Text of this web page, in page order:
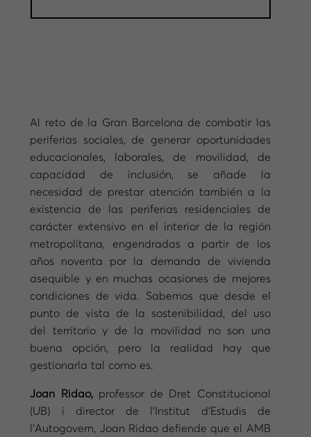
Al reto de la Gran Barcelona de combatir las
periferias sociales, de generar oportunidades
educacionales, laborales, de movilidad, de
capacidad de inclusión, se añade la
necesidad de prestar atención también a la
existencia de las periferias residenciales de
carácter extensivo en el interior de la región
metropolitana, engendradas a partir de los
años noventa por la demanda de vivienda
asequible y en muchas ocasiones de mejores
condiciones de vida. Sabemos que desde el
punto de vista de la sostenibilidad, del uso
del territorio y de la movilidad no son una
buena opción, pero la realidad hay que
gestionarla tal como es.
Joan Ridao,professor de Dret Constitucional
(UB) i director de l’Institut d’Estudis de
l’Autogovern, Joan Ridao defiende que el AMB